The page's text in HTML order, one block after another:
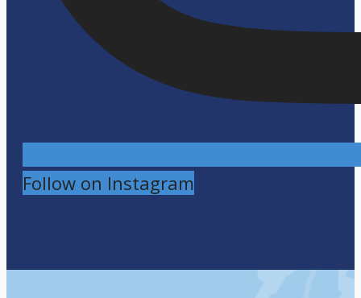
Follow on Instagram